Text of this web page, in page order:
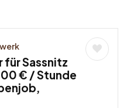
Sassnitz
€ / Stunde